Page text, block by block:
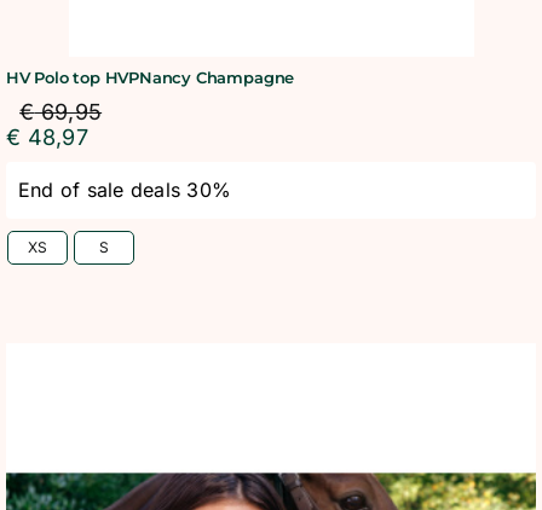
HV Polo top HVPNancy Champagne
€69,95
€ 48,97
End of sale deals 30%
XS S